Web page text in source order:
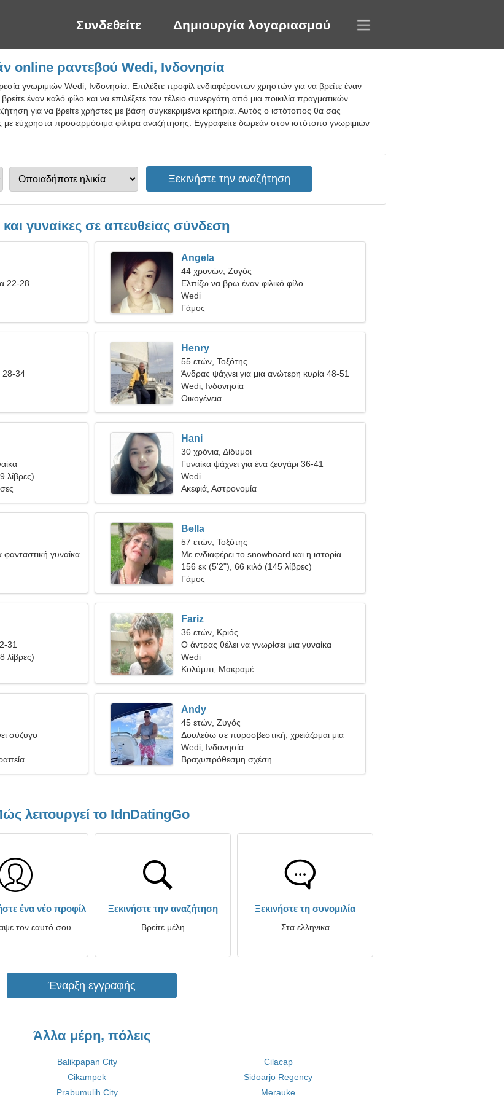
Συνδεθείτε Δημιουργία λογαριασμού
online ραντεβού Wedi, Ινδονησία
γνωριμιών Wedi, Ινδονησία. Επιλέξτε προφίλ ενδιαφέροντων χρηστών για να βρείτε έναν
έναν καλό φίλο και να επιλέξετε τον τέλειο συνεργάτη από μια ποικιλία πραγματικών
για να βρείτε χρήστες με βάση συγκεκριμένα κριτήρια. Αυτός ο ιστότοπος θα σας
με εύχρηστα προσαρμόσιμα φίλτρα αναζήτησης. Εγγραφείτε δωρεάν στον ιστότοπο γνωριμιών
γυναίκες σε απευθείας σύνδεση
22-28
Angela
44 χρονών, Ζυγός
Ελπίζω να βρω έναν φιλικό φίλο
Wedi
Γάμος
28-34
Henry
55 ετών, Τοξότης
Άνδρας ψάχνει για μια ανώτερη κυρία 48-51
Wedi, Ινδονησία
Οικογένεια
λίβρες)
Hani
30 χρόνια, Δίδυμοι
Γυναίκα ψάχνει για ένα ζευγάρι 36-41
Wedi
Ακεφιά, Αστρονομία
φανταστική γυναίκα
Bella
57 ετών, Τοξότης
Με ενδιαφέρει το snowboard και η ιστορία
156 εκ (5'2"), 66 κιλό (145 λίβρες)
Γάμος
31
λίβρες)
Fariz
36 ετών, Κριός
Ο άντρας θέλει να γνωρίσει μια γυναίκα
Wedi
Κολύμπι, Μακραμέ
σύζυγο
Andy
45 ετών, Ζυγός
Δουλεύω σε πυροσβεστική, χρειάζομαι μια
καταπληκτική γυναίκα
Wedi, Ινδονησία
Βραχυπρόθεσμη σχέση
λειτουργεί το IdnDatingGo
ένα νέο προφίλ
τον εαυτό σου
Ξεκινήστε την αναζήτηση
Βρείτε μέλη
Ξεκινήστε τη συνομιλία
Στα ελληνικα
Έναρξη εγγραφής
Άλλα μέρη, πόλεις
Balikpapan City
Cilacap
Cikampek
Sidoarjo Regency
Prabumulih City Merauke